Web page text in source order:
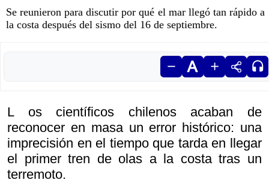
Se reunieron para discutir por qué el mar llegó tan rápido a
la costa después del sismo del 16 de septiembre.
L os científicos chilenos acaban de
reconocer en masa un error histórico: una
imprecisión en el tiempo que tarda en llegar
el primer tren de olas a la costa tras un
terremoto.